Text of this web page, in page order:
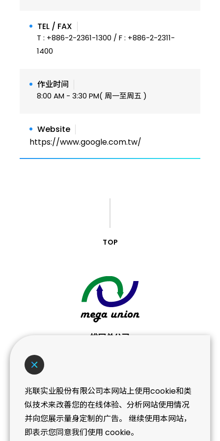
TEL / FAX
T : +886-2-2361-1300 / F : +886-2-2311-
1400
作业时间
8:00 AM - 3:30 PM( 周一至周五 )
Website
https://www.google.com.tw/
兆联实业股份有限公司本网站上使用cookie和类
似技术来改善您的在线体验、分析网站使用情况
并向您展示量身定制的广告。 继续使用本网站，
即表示您同意我们使用 cookie。
TOP
桃园总公司
No. 439-3, Taoying Rd., Taoyuan Dist.,
T+886 (3) 362-0101
NEWS